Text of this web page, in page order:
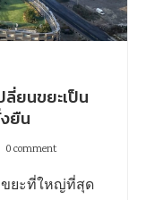
ลี่ยนขยะเป็น
ยืน
0 comment
ขยะที่ใหญ่ที่สุด